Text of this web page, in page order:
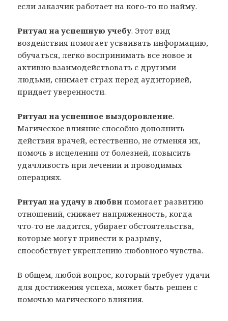
если заказчик работает на кого-то по найму.
Ритуал на успешную учебу. Этот вид
воздействия помогает усваивать информацию,
обучаться, легко воспринимать все новое и
активно взаимодействовать с другими
людьми, снимает страх перед аудиторией,
придает уверенности.
Ритуал на успешное выздоровление.
Магическое влияние способно дополнить
действия врачей, естественно, не отменяя их,
помочь в исцелении от болезней, повысить
удачливость при лечении и проводимых
операциях.
Ритуал на удачу в любви помогает развитию
отношений, снижает напряженность, когда
что-то не ладится, убирает обстоятельства,
которые могут привести к разрыву,
способствует укреплению любовного чувства.
В общем, любой вопрос, который требует удачи
для достижения успеха, может быть решен с
помочью магического влияния.